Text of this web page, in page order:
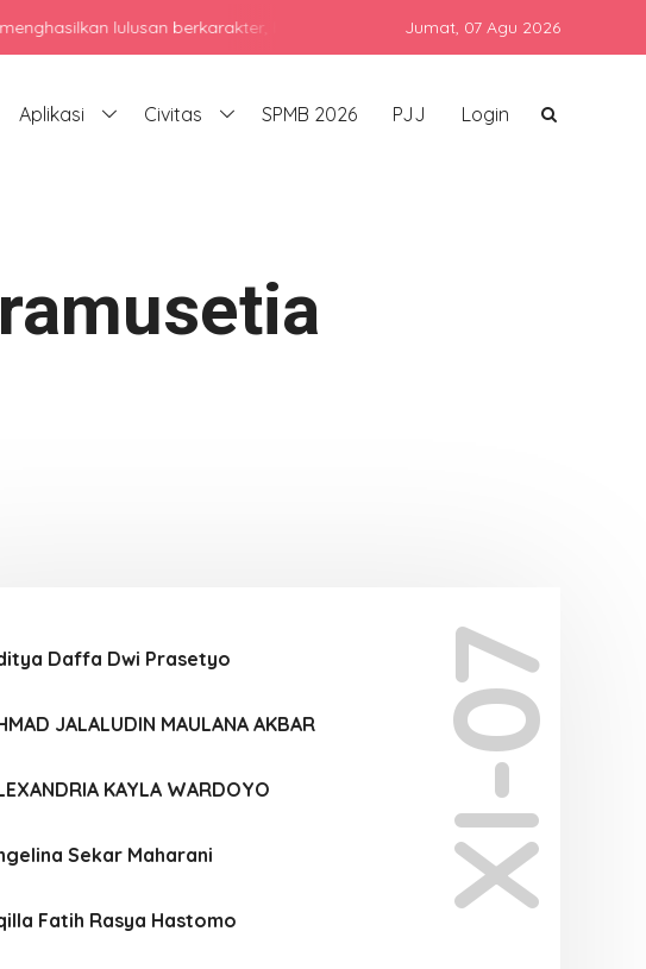
lulusan berkarakter, berprestasi, dan siap bersaing di era global
Jumat, 07 Agu 2026
Aplikasi Civitas SPMB 2026 PJJ Login
XI-07
Daffa Dwi Prasetyo
JALALUDIN MAULANA AKBAR
KAYLA WARDOYO
Sekar Maharani
Fatih Rasya Hastomo